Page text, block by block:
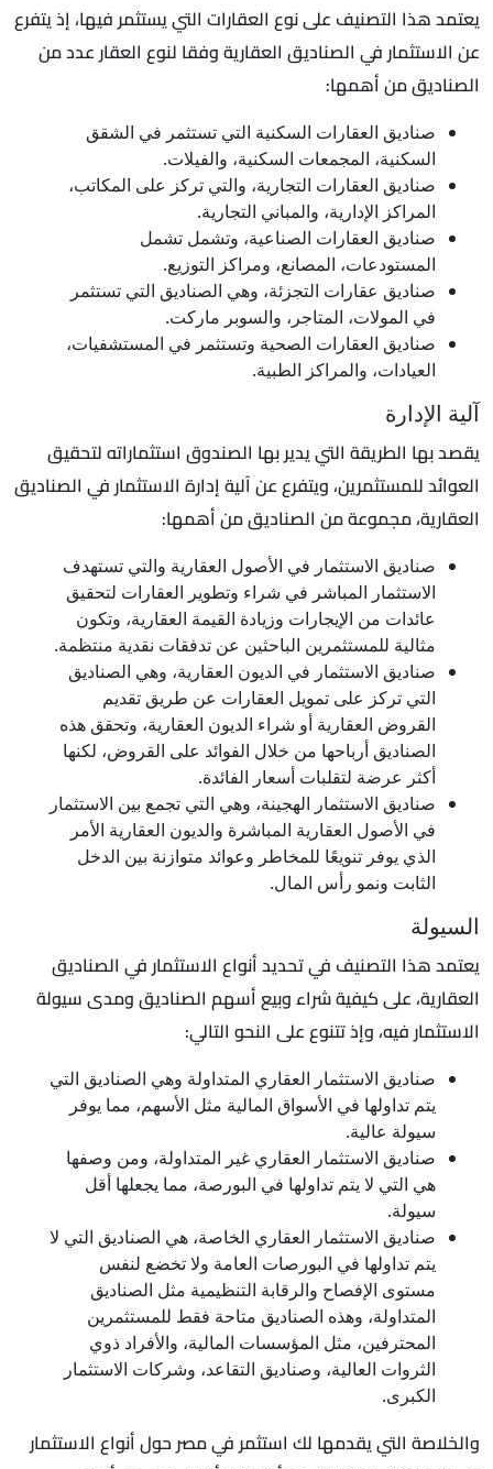
يعتمد هذا التصنيف على نوع العقارات التي يستثمر فيها، إذ يتفرع
عن الاستثمار في الصناديق العقارية وفقا لنوع العقار عدد من
الصناديق من أهمها:
صناديق العقارات السكنية التي تستثمر في الشقق
السكنية، المجمعات السكنية، والفيلات.
صناديق العقارات التجارية، والتي تركز على المكاتب،
المراكز الإدارية، والمباني التجارية.
صناديق العقارات الصناعية، وتشمل تشمل
المستودعات، المصانع، ومراكز التوزيع.
صناديق عقارات التجزئة، وهي الصناديق التي تستثمر
في المولات، المتاجر، والسوبر ماركت.
صناديق العقارات الصحية وتستثمر في المستشفيات،
العيادات، والمراكز الطبية.
آلية الإدارة
يقصد بها الطريقة التي يدير بها الصندوق استثماراته لتحقيق
العوائد للمستثمرين، ويتفرع عن آلية إدارة الاستثمار في الصناديق
العقارية، مجموعة من الصناديق من أهمها:
صناديق الاستثمار في الأصول العقارية والتي تستهدف
الاستثمار المباشر في شراء وتطوير العقارات لتحقيق
عائدات من الإيجارات وزيادة القيمة العقارية، وتكون
مثالية للمستثمرين الباحثين عن تدفقات نقدية منتظمة.
صناديق الاستثمار في الديون العقارية، وهي الصناديق
التي تركز على تمويل العقارات عن طريق تقديم
القروض العقارية أو شراء الديون العقارية، وتحقق هذه
الصناديق أرباحها من خلال الفوائد على القروض، لكنها
أكثر عرضة لتقلبات أسعار الفائدة.
صناديق الاستثمار الهجينة، وهي التي تجمع بين الاستثمار
في الأصول العقارية المباشرة والديون العقارية الأمر
الذي يوفر تنويعًا للمخاطر وعوائد متوازنة بين الدخل
الثابت ونمو رأس المال.
السيولة
يعتمد هذا التصنيف في تحديد أنواع الاستثمار في الصناديق
العقارية، على كيفية شراء وبيع أسهم الصناديق ومدى سيولة
الاستثمار فيه، وإذ تتنوع على النحو التالي:
صناديق الاستثمار العقاري المتداولة وهي الصناديق التي
يتم تداولها في الأسواق المالية مثل الأسهم، مما يوفر
سيولة عالية.
صناديق الاستثمار العقاري غير المتداولة، ومن وصفها
هي التي لا يتم تداولها في البورصة، مما يجعلها أقل
سيولة.
صناديق الاستثمار العقاري الخاصة، هي الصناديق التي لا
يتم تداولها في البورصات العامة ولا تخضع لنفس
مستوى الإفصاح والرقابة التنظيمية مثل الصناديق
المتداولة، وهذه الصناديق متاحة فقط للمستثمرين
المحترفين، مثل المؤسسات المالية، والأفراد ذوي
الثروات العالية، وصناديق التقاعد، وشركات الاستثمار
الكبرى.
والخلاصة التي يقدمها لك استثمر في مصر حول أنواع الاستثمار